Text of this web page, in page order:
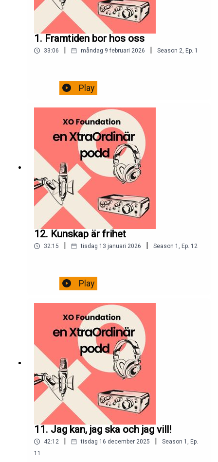
1. Framtiden bor hos oss
33:06 måndag 9 februari 2026 Season 2, Ep. 1
Play
12. Kunskap är frihet
32:15 tisdag 13 januari 2026 Season 1 , Ep. 12
Play
11. Jag kan, jag ska och jag vill!
42:12 tisdag 16 december 2025 Season 1 , Ep.
11